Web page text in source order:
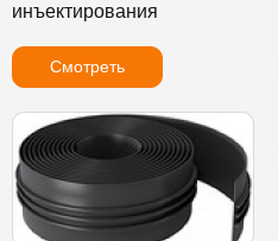
инъектирования
Смотреть